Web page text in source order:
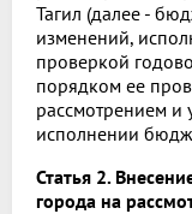
Тагил (далее -
изменений,
проверкой
порядком ее
рассмотрением и
исполнении
Статья 2.
города на